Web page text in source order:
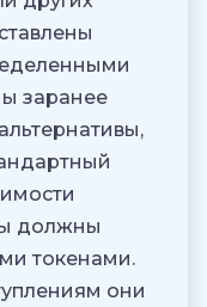
заранее
должны
токенами.
они